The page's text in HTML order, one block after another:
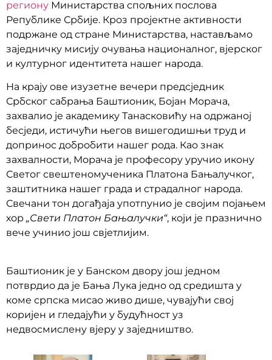
региону Министарства спољних послова
Републике Србије. Кроз пројектне активности
подржане од стране Министарства, настављамо
заједничку мисију очувања националног, вјерског
и културног идентитета нашег народа.
На крају ове изузетне вечери предсједник
Србског сабрања Баштионик, Бојан Морача,
захвалио је академику Танасковићу на одржаној
бесједи, истичући његов вишегодишњи труд и
допринос добробити нашег рода. Као знак
захвалности, Морача је професору уручио икону
Светог свештеномученика Платона Бањалучког,
заштитника нашег града и страдалног народа.
Свечани тон догађаја употпунио је својим појањем
хор „Свети Платон Бањалучки“, који је празнично
вече учинио још свјетлијим.
Баштионик је у Банском двору још једном
потврдио да је Бања Лука једно од средишта у
коме српска мисао живо дише, чувајући свој
коријен и гледајући у будућност уз
недвосмислену вјеру у заједништво.